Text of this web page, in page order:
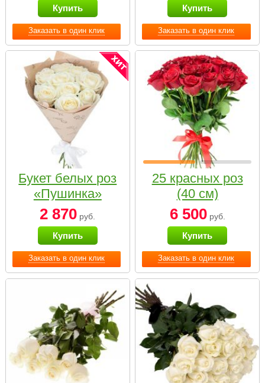
Заказать в один клик
Купить
Заказать в один клик
Купить
Заказать в один клик
Букет белых роз
«Пушинка»
2 870 руб.
Купить
Заказать в один клик
25 красных роз
(40 см)
6 500руб.
Купить